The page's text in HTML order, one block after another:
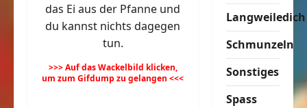
das Ei aus der Pfanne und
du kannst nichts dagegen
tun.
>>> Auf das Wackelbild klicken,
um zum Gifdump zu gelangen <<<
Langweiledich
Schmunzeln
Sonstiges
Spass